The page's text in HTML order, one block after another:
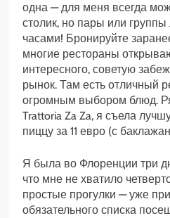
одна — для меня всегда
столик, но пары или
часами! Бронируйте
многие рестораны
интересного, советую
рынок. Там есть отличный
огромным выбором блюд.
Trattoria Za Za, я съела
пиццу за 11 евро (с
Я была во Флоренции три
что мне не хватило
простые прогулки — уже
обязательного списка